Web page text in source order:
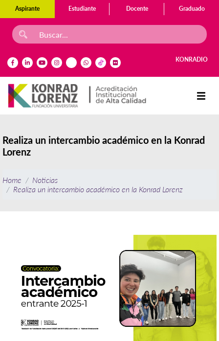
Aspirante Estudiante Docente Graduado
KONRADIO
Realiza un intercambio académico en la Konrad
Lorenz
Home
Noticias
Realiza un intercambio académico en la Konrad Lorenz